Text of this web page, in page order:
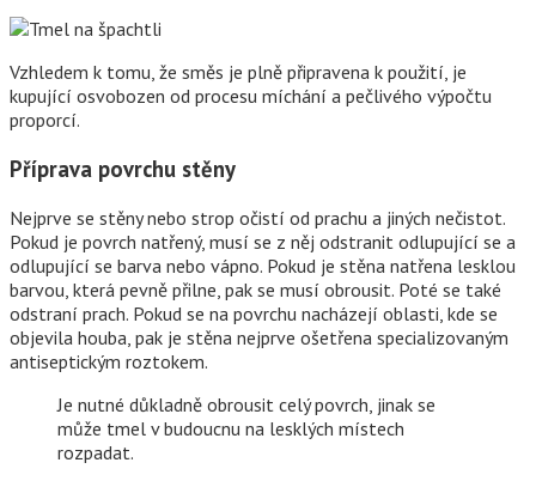
Vzhledem k tomu, že směs je plně připravena k použití, je
kupující osvobozen od procesu míchání a pečlivého výpočtu
proporcí.
Příprava povrchu stěny
Nejprve se stěny nebo strop očistí od prachu a jiných nečistot.
Pokud je povrch natřený, musí se z něj odstranit odlupující se a
odlupující se barva nebo vápno. Pokud je stěna natřena lesklou
barvou, která pevně přilne, pak se musí obrousit. Poté se také
odstraní prach. Pokud se na povrchu nacházejí oblasti, kde se
objevila houba, pak je stěna nejprve ošetřena specializovaným
antiseptickým roztokem.
Je nutné důkladně obrousit celý povrch, jinak se
může tmel v budoucnu na lesklých místech
rozpadat.